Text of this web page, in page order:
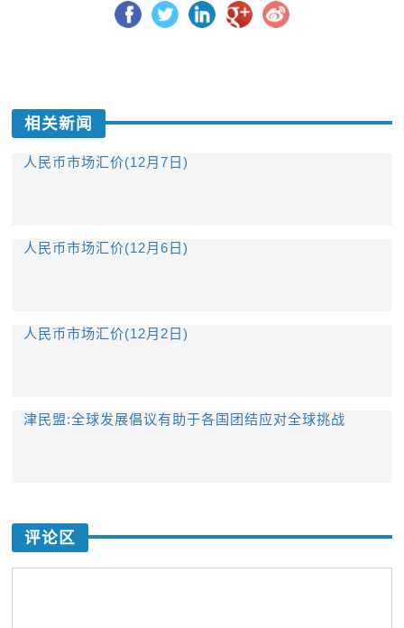
相关新闻
人民币市场汇价(12月7日)
人民币市场汇价(12月6日)
人民币市场汇价(12月2日)
津民盟:全球发展倡议有助于各国团结应对全球挑战
评论区